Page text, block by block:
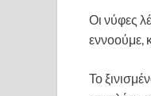
Οι νύφες
εννοούμε,
Το